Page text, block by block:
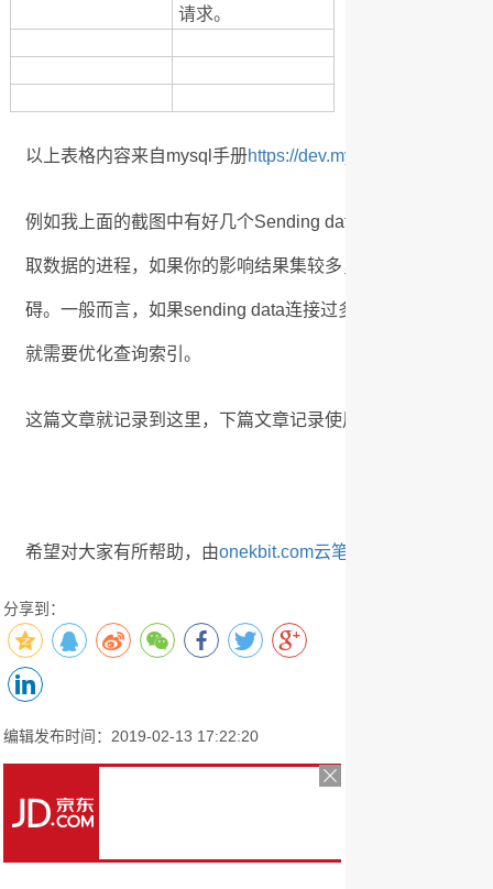
请求。
以上表格内容来自mysql手册https://dev.mysql.com/doc/
例如我上面的截图中有好几个Sending data，需要注意的
取数据的进程，如果你的影响结果集较多，那么就需要从
碍。一般而言，如果sending data连接过多，通常是某查询
就需要优化查询索引。
这篇文章就记录到这里，下篇文章记录使用explain 优化sql
希望对大家有所帮助，由onekbit.com云笔记
分享到：
编辑发布时间：2019-02-13 17:22:20